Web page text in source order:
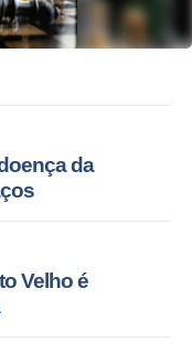
da
Velho é